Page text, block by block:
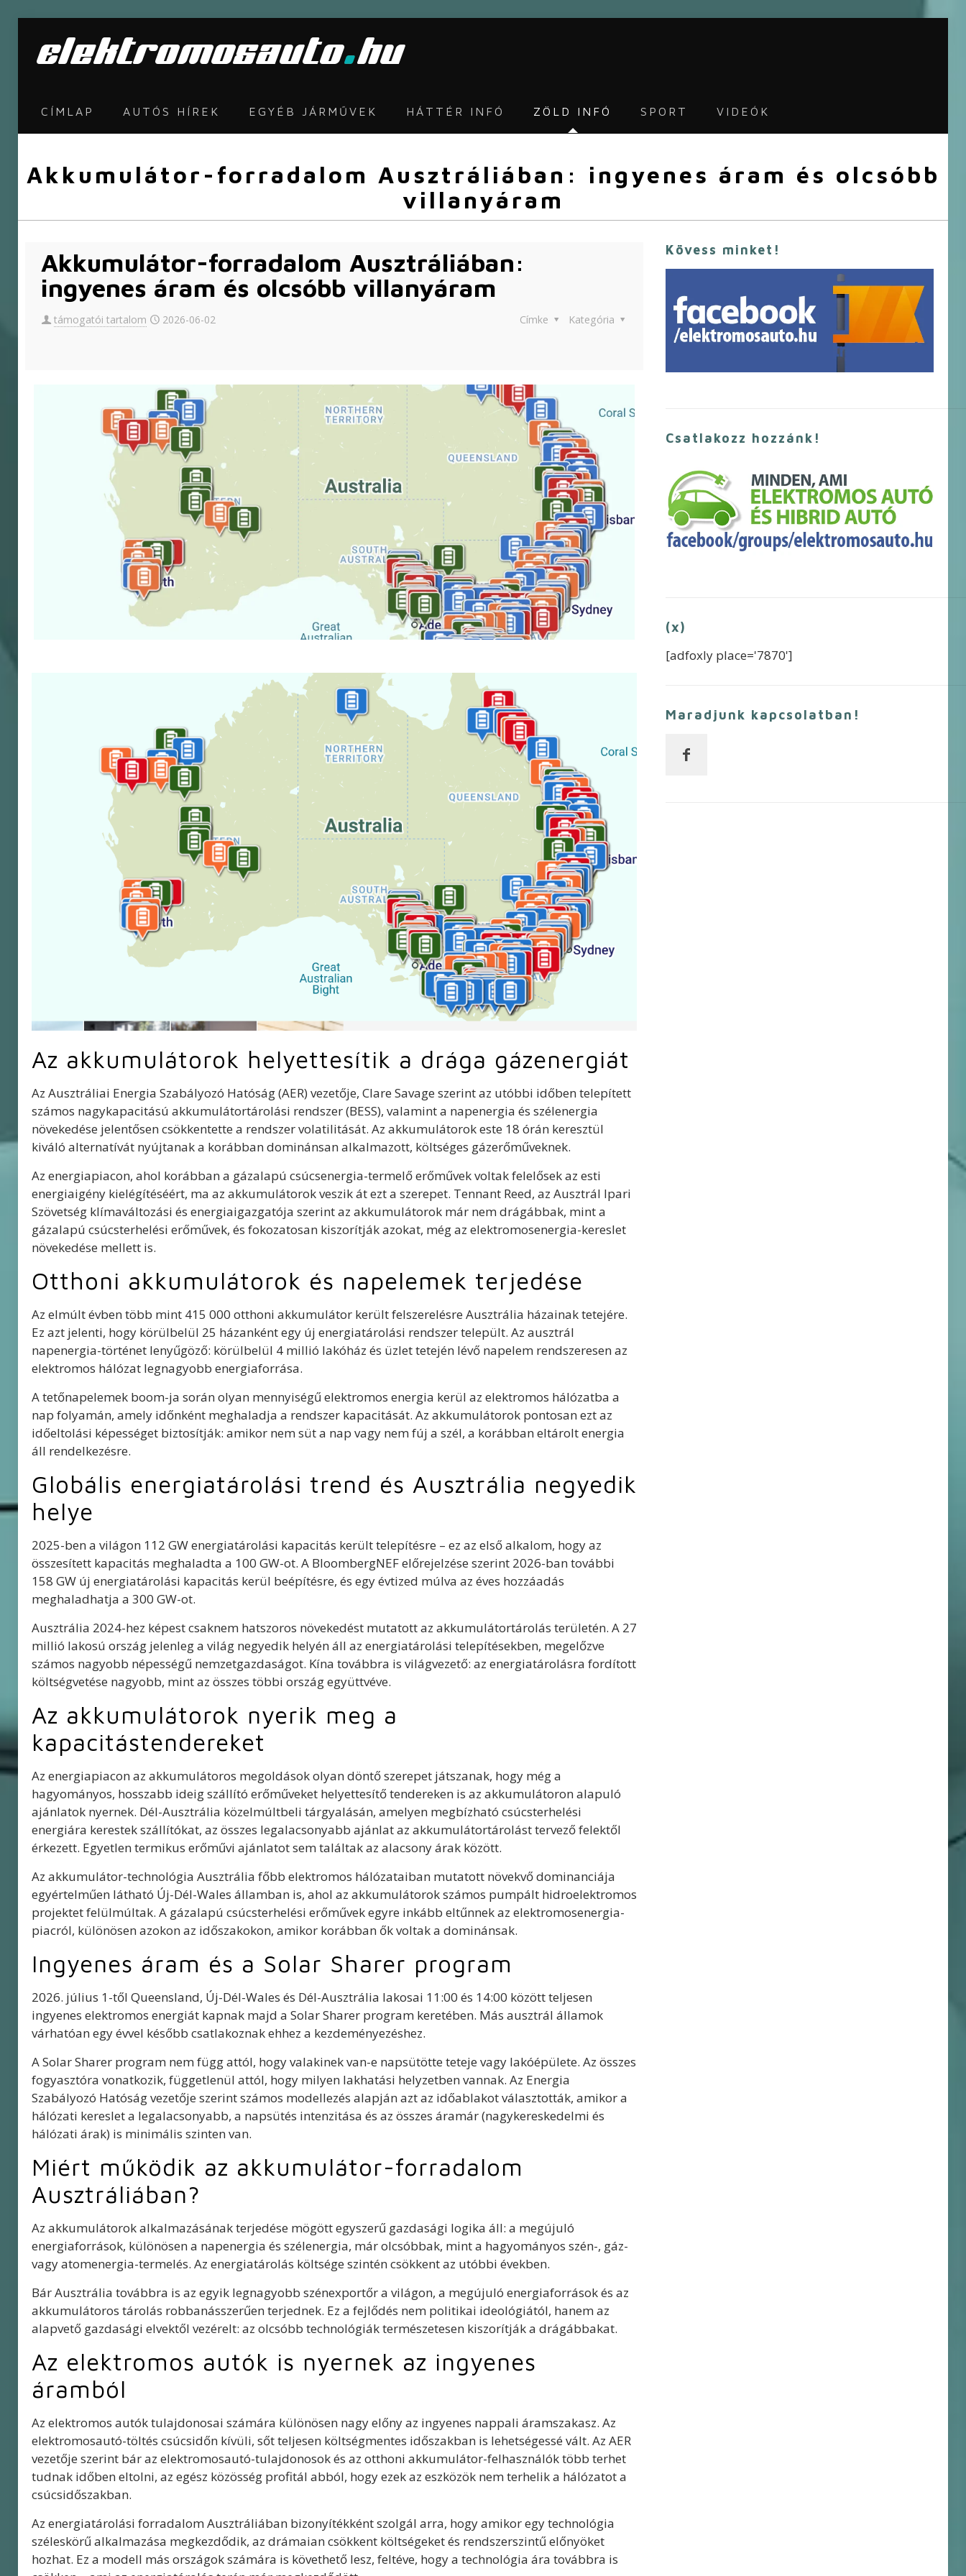
CÍMLAP AUTÓS HÍREK EGYÉB JÁRMŰVEK HÁTTÉR INFÓ ZÖLD INFÓ SPORT VIDEÓK
Akkumulátor-forradalom Ausztráliában: ingyenes áram és olcsóbb
villanyáram
Akkumulátor-forradalom Ausztráliában:
ingyenes áram és olcsóbb villanyáram
támogatói tartalom 2026-06-02 Kategória
Címke
Az akkumulátorok helyettesítik a drága gázenergiát
Az Ausztráliai Energia Szabályozó Hatóság (AER) vezetője, Clare Savage szerint az utóbbi időben telepített
számos nagykapacitású akkumulátortárolási rendszer (BESS), valamint a napenergia és szélenergia
növekedése jelentősen csökkentette a rendszer volatilitását. Az akkumulátorok este 18 órán keresztül
kiváló alternatívát nyújtanak a korábban dominánsan alkalmazott, költséges gázerőműveknek.
Az energiapiacon, ahol korábban a gázalapú csúcsenergia-termelő erőművek voltak felelősek az esti
energiaigény kielégítéséért, ma az akkumulátorok veszik át ezt a szerepet. Tennant Reed, az Ausztrál Ipari
Szövetség klímaváltozási és energiaigazgatója szerint az akkumulátorok már nem drágábbak, mint a
gázalapú csúcsterhelési erőművek, és fokozatosan kiszorítják azokat, még az elektromosenergia-kereslet
növekedése mellett is.
Otthoni akkumulátorok és napelemek terjedése
Az elmúlt évben több mint 415 000 otthoni akkumulátor került felszerelésre Ausztrália házainak tetejére.
Ez azt jelenti, hogy körülbelül 25 házanként egy új energiatárolási rendszer települt. Az ausztrál
napenergia-történet lenyűgöző: körülbelül 4 millió lakóház és üzlet tetején lévő napelem rendszeresen az
elektromos hálózat legnagyobb energiaforrása.
A tetőnapelemek boom-ja során olyan mennyiségű elektromos energia kerül az elektromos hálózatba a
nap folyamán, amely időnként meghaladja a rendszer kapacitását. Az akkumulátorok pontosan ezt az
időeltolási képességet biztosítják: amikor nem süt a nap vagy nem fúj a szél, a korábban eltárolt energia
áll rendelkezésre.
Globális energiatárolási trend és Ausztrália negyedik
helye
2025-ben a világon 112 GW energiatárolási kapacitás került telepítésre – ez az első alkalom, hogy az
összesített kapacitás meghaladta a 100 GW-ot. A BloombergNEF előrejelzése szerint 2026-ban további
158 GW új energiatárolási kapacitás kerül beépítésre, és egy évtized múlva az éves hozzáadás
meghaladhatja a 300 GW-ot.
Ausztrália 2024-hez képest csaknem hatszoros növekedést mutatott az akkumulátortárolás területén. A 27
millió lakosú ország jelenleg a világ negyedik helyén áll az energiatárolási telepítésekben, megelőzve
számos nagyobb népességű nemzetgazdaságot. Kína továbbra is világvezető: az energiatárolásra fordított
költségvetése nagyobb, mint az összes többi ország együttvéve.
Az akkumulátorok nyerik meg a
kapacitástendereket
Az energiapiacon az akkumulátoros megoldások olyan döntő szerepet játszanak, hogy még a
hagyományos, hosszabb ideig szállító erőműveket helyettesítő tendereken is az akkumulátoron alapuló
ajánlatok nyernek. Dél-Ausztrália közelmúltbeli tárgyalásán, amelyen megbízható csúcsterhelési
energiára kerestek szállítókat, az összes legalacsonyabb ajánlat az akkumulátortárolást tervező felektől
érkezett. Egyetlen termikus erőművi ajánlatot sem találtak az alacsony árak között.
Az akkumulátor-technológia Ausztrália főbb elektromos hálózataiban mutatott növekvő dominanciája
egyértelműen látható Új-Dél-Wales államban is, ahol az akkumulátorok számos pumpált hidroelektromos
projektet felülmúltak. A gázalapú csúcsterhelési erőművek egyre inkább eltűnnek az elektromosenergia-
piacról, különösen azokon az időszakokon, amikor korábban ők voltak a dominánsak.
Ingyenes áram és a Solar Sharer program
2026. július 1-től Queensland, Új-Dél-Wales és Dél-Ausztrália lakosai 11:00 és 14:00 között teljesen
ingyenes elektromos energiát kapnak majd a Solar Sharer program keretében. Más ausztrál államok
várhatóan egy évvel később csatlakoznak ehhez a kezdeményezéshez.
A Solar Sharer program nem függ attól, hogy valakinek van-e napsütötte teteje vagy lakóépülete. Az összes
fogyasztóra vonatkozik, függetlenül attól, hogy milyen lakhatási helyzetben vannak. Az Energia
Szabályozó Hatóság vezetője szerint számos modellezés alapján azt az időablakot választották, amikor a
hálózati kereslet a legalacsonyabb, a napsütés intenzitása és az összes áramár (nagykereskedelmi és
hálózati árak) is minimális szinten van.
Miért működik az akkumulátor-forradalom
Ausztráliában?
Az akkumulátorok alkalmazásának terjedése mögött egyszerű gazdasági logika áll: a megújuló
energiaforrások, különösen a napenergia és szélenergia, már olcsóbbak, mint a hagyományos szén-, gáz-
vagy atomenergia-termelés. Az energiatárolás költsége szintén csökkent az utóbbi években.
Bár Ausztrália továbbra is az egyik legnagyobb szénexportőr a világon, a megújuló energiaforrások és az
akkumulátoros tárolás robbanásszerűen terjednek. Ez a fejlődés nem politikai ideológiától, hanem az
alapvető gazdasági elvektől vezérelt: az olcsóbb technológiák természetesen kiszorítják a drágábbakat.
Az elektromos autók is nyernek az ingyenes
áramból
Az elektromos autók tulajdonosai számára különösen nagy előny az ingyenes nappali áramszakasz. Az
elektromosautó-töltés csúcsidőn kívüli, sőt teljesen költségmentes időszakban is lehetségessé vált. Az AER
vezetője szerint bár az elektromosautó-tulajdonosok és az otthoni akkumulátor-felhasználók több terhet
tudnak időben eltolni, az egész közösség profitál abból, hogy ezek az eszközök nem terhelik a hálózatot a
csúcsidőszakban.
Az energiatárolási forradalom Ausztráliában bizonyítékként szolgál arra, hogy amikor egy technológia
széleskörű alkalmazása megkezdődik, az drámaian csökkent költségeket és rendszerszintű előnyöket
hozhat. Ez a modell más országok számára is követhető lesz, feltéve, hogy a technológia ára továbbra is
Kövess minket!
Csatlakozz hozzánk!
(x)
[adfoxly place='7870']
Maradjunk kapcsolatban!